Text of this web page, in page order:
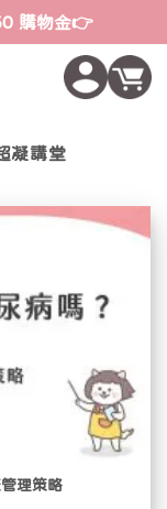
購物金👉
凝講堂
理策略